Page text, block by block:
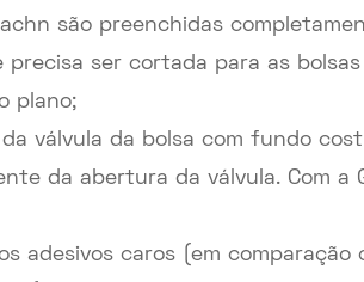
são preenchidas
ser cortada para as
plano;
válvula da bolsa com fundo
da abertura da válvula. Com a
adesivos caros (em